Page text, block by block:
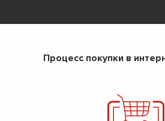
Процесс покупки в